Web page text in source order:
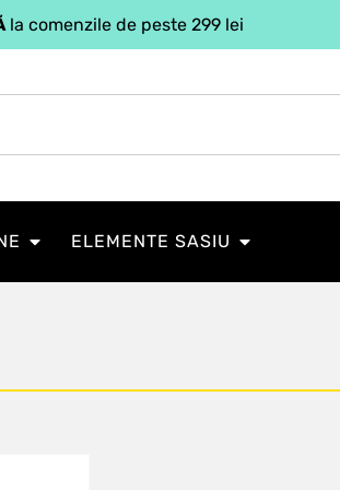
la comenzile de peste 299 lei
ELEMENTE SASIU